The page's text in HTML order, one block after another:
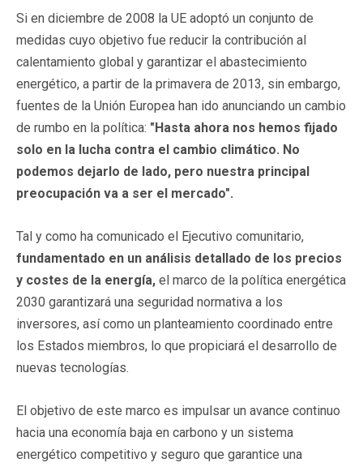
Si en diciembre de 2008 la UE adoptó un conjunto de
medidas cuyo objetivo fue reducir la contribución al
calentamiento global y garantizar el abastecimiento
energético, a partir de la primavera de 2013, sin embargo,
fuentes de la Unión Europea han ido anunciando un cambio
de rumbo en la política: "Hasta ahora nos hemos fijado
solo en la lucha contra el cambio climático. No
podemos dejarlo de lado, pero nuestra principal
preocupación va a ser el mercado".
Tal y como ha comunicado el Ejecutivo comunitario,
fundamentado en un análisis detallado de los precios
y costes de la energía, el marco de la política energética
2030 garantizará una seguridad normativa a los
inversores, así como un planteamiento coordinado entre
los Estados miembros, lo que propiciará el desarrollo de
nuevas tecnologías.
El objetivo de este marco es impulsar un avance continuo
hacia una economía baja en carbono y un sistema
energético competitivo y seguro que garantice una